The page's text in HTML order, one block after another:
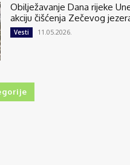
Obilježavanje Dana rijeke
akciju čišćenja Zečevog
Vesti 11.05.2026.